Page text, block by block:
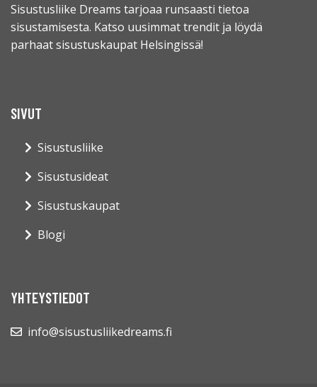
Sisustusliike Dreams tarjoaa runsaasti tietoa
sisustamisesta. Katso uusimmat trendit ja löydä
parhaat sisustuskaupat Helsingissä!
SIVUT
Sisustusliike
Sisustusideat
Sisustuskaupat
Blogi
YHTEYSTIEDOT
info@sisustusliikedreams.fi